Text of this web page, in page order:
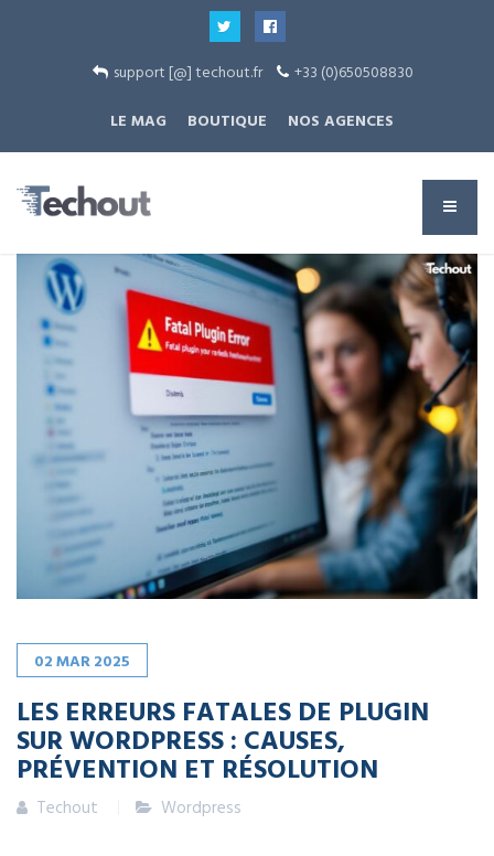
support [@] techout.fr
+33 (0)650508830
LE MAG
BOUTIQUE NOS AGENCES
02MAR2025
LES ERREURS FATALES DE PLUGIN
SUR WORDPRESS : CAUSES,
PRÉVENTION ET RÉSOLUTION
Techout Wordpress